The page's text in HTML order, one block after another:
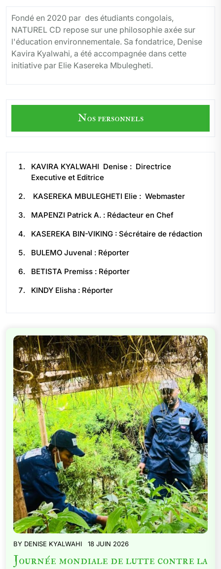
Fondé en 2020 par des étudiants congolais,
NATUREL CD repose sur une philosophie axée sur
l'éducation environnementale. Sa fondatrice, Denise
Kavira Kyalwahi, a été accompagnée dans cette
initiative par Elie Kasereka Mbulegheti.
Nos personnels
KAVIRA KYALWAHI Denise : Directrice
Executive et Editrice
KASEREKA MBULEGHETI Elie : Webmaster
MAPENZI Patrick A. : Rédacteur en Chef
KASEREKA BIN-VIKING : Sécrétaire de rédaction
BULEMO Juvenal : Réporter
BETISTA Premiss : Réporter
KINDY Elisha : Réporter
BY DENISE KYALWAHI 18 JUIN 2026
Journée mondiale de lutte contre la